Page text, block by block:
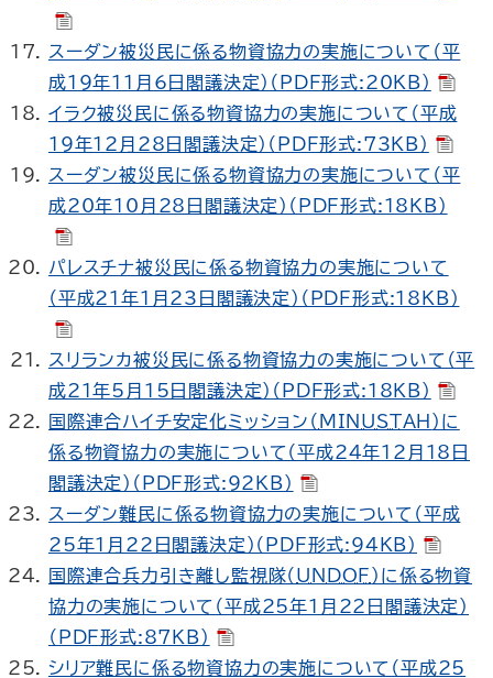
スーダン被災民に係る物資協力の実施について（平
成19年11月6日閣議決定）（PDF形式:20KB）
イラク被災民に係る物資協力の実施について（平成
19年12月28日閣議決定）（PDF形式:73KB）
スーダン被災民に係る物資協力の実施について（平
成20年10月28日閣議決定）（PDF形式:18KB）
パレスチナ被災民に係る物資協力の実施について
（平成21年1月23日閣議決定）（PDF形式:18KB）
スリランカ被災民に係る物資協力の実施について（平
成21年5月15日閣議決定）（PDF形式:18KB）
国際連合ハイチ安定化ミッション（ MINUSTAH ）に
係る物資協力の実施について（平成24年12月18日
閣議決定）（PDF形式:92KB）
スーダン難民に係る物資協力の実施について（平成
25年1月22日閣議決定）（PDF形式:94KB）
国際連合兵力引き離し監視隊（ UNDOF ）に係る物資
協力の実施について（平成25年1月22日閣議決定）
（PDF形式:87KB）
シリア難民に係る物資協力の実施について（平成25